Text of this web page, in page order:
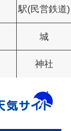
駅(民営鉄道)
城
神社